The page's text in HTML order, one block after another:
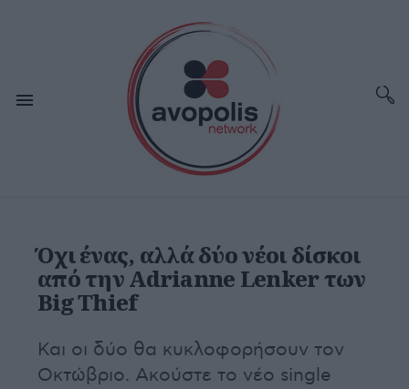
Όχι ένας, αλλά δύο νέοι δίσκοι
από την Adrianne Lenker των
Big Thief
Και οι δύο θα κυκλοφορήσουν τον
Οκτώβριο. Ακούστε το νέο single